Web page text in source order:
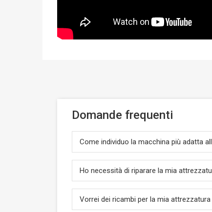
Domande frequenti
Come individuo la macchina più adatta
Ho necessità di riparare la mia
Vorrei dei ricambi per la mia